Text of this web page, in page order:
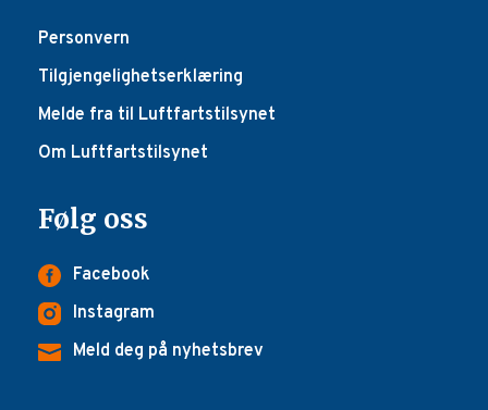
Personvern
Tilgjengelighetserklæring
Melde fra til Luftfartstilsynet
Om Luftfartstilsynet
Følg oss
Facebook
Instagram
Meld deg på nyhetsbrev